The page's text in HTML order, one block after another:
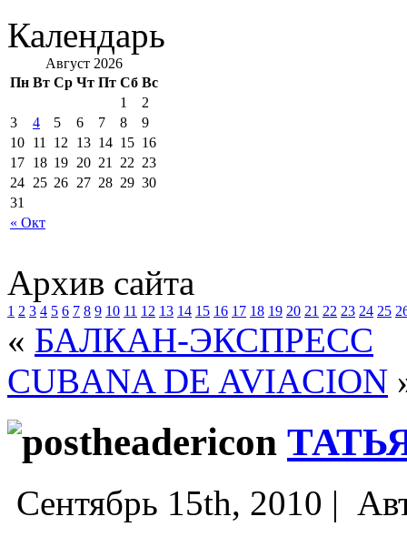
Календарь
Август 2026
Пн Вт Ср Чт Пт Сб Вс
« Окт
1
2
3
4 5 6 7 8
9
10 11 12 13 14 15 16
17 18 19 20 21 22 23
24 25 26 27 28 29 30
31
Архив сайта
1 2 3 4 5 6 7 8 9 10 11 12 13 14 15 16 17 18 19 20 21 22 23 24 25
« БАЛКАН-ЭКСПРЕСС
CUBANA DE AVIACION
Сентябрь 15th, 2010 |